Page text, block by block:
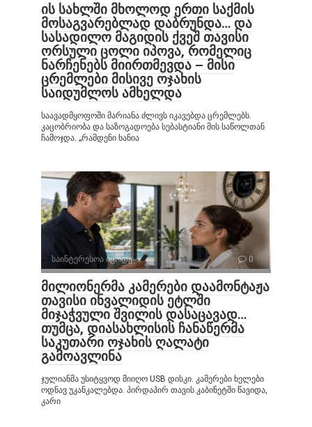
ის სახლში მხოლოდ ერთი საქმის
მოსაგვარებლად დაბრუნდა… და
სასადილო მაგიდის ქვეშ თავისი
ორსული ცოლი იპოვა, რომელიც
ნარჩენებს მიირთმევდა – მისი
ცრემლები მისივე ოჯახის
საიდუმლოს ამხელდა
საავადმყოფოში მარიანა ძლივს იკავებდა ცრემლებს.
კაცობრიობა და საზოგადოება სებასტიანი მის საწოლთან
ჩამოჯდა. „რამდენი ხანია
საინტერესოა იცოდე 0
მილიონერმა კამერები დაამონტაჟა
თავისი ინვალიდის ეტლში
მიჯაჭვული შვილის დასაცავად…
თუმცა, დიასახლისის ჩანაწერმა
საკუთარი ოჯახის ღალატი
გამოავლინა
ჯულიანმა უსიტყვოდ მიიღო USB დისკი. კამერები ხელები
ოდნავ უკანკალებდა. პირდაპირ თავის კაბინეტში წავიდა,
კარი